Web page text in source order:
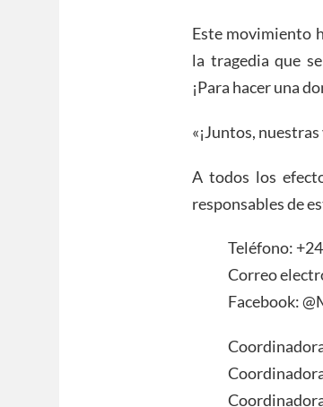
Este movimiento
la tragedia que
¡Para hacer una
«¡Juntos,
A todos los
responsables de
Teléfono:
Correo
Facebook: